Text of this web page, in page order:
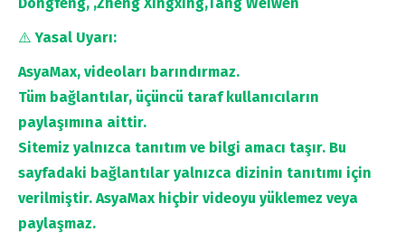
⚠️Yasal Uyarı:
AsyaMax, videoları barındırmaz.
Tüm bağlantılar, üçüncü taraf kullanıcıların
paylaşımına aittir.
Sitemiz yalnızca tanıtım ve bilgi amacı taşır. Bu
sayfadaki bağlantılar yalnızca dizinin tanıtımı için
verilmiştir. AsyaMax hiçbir videoyu yüklemez veya
paylaşmaz.